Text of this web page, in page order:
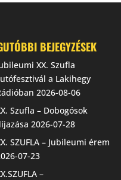
BEJEGYZÉSEK
XX. Szufla
a Lakihegy
2026-08-06
Szufla – Dobogósok
2026-07-28
SZUFLA – Jubileumi érem
07-23
–